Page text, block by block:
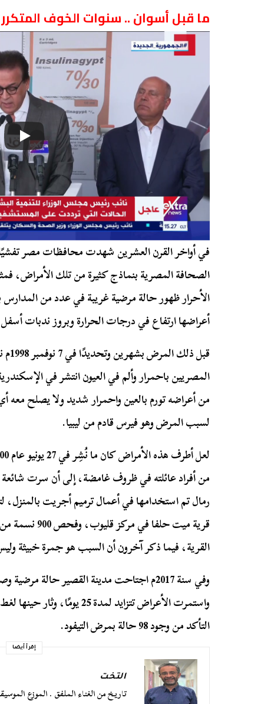
ما قبل أسوان .. سنوات الخوف المتكرر
في أواخر القرن العشرين شهدت محافظات مصر
الأحرار ظهور حالة مرضية غريبة في عدد من
أعراضها ارتفاع في درجات الحرارة وبروز ندبات أسفل
المصريين باحمرار وألم في العيون انتشر في
من أعراضه تورم بالعين واحمرار شديد ولا يصلح معه
لسبب المرض وهو فيرس قادم من ليبيا.
من أفراد عائلته في ظروف غامضة، إلى أن سرت
رمال تم استخدامها في أعمال ترميم أجريت
قرية ميت
القرية، فيما ذكر آخرون أن السبب هو جمرة خبيثة
واستمرت الأعراض تتزايد
التأكد من وجود 98 حالة بمرض التيفود.
إقرأ أيضا
التخت
تاريخ من الغناء الملفق . الموزع